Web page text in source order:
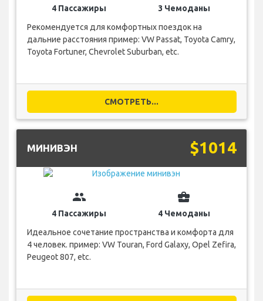
4 Пассажиры
3 Чемоданы
Рекомендуется для комфортных поездок на
дальние расстояния пример: VW Passat, Toyota Camry,
Toyota Fortuner, Chevrolet Suburban, etc.
СМОТРЕТЬ...
МИНИВЭН $1014
group
4 Пассажиры
business_center
4 Чемоданы
Идеальное сочетание пространства и комфорта для
4 человек. пример: VW Touran, Ford Galaxy, Opel Zefira,
Peugeot 807, etc.